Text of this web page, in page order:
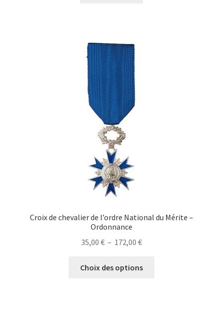
Croix de chevalier de l’ordre National du Mérite –
Ordonnance
35,00 € – 172,00 €Plage
prix :
Choix des options